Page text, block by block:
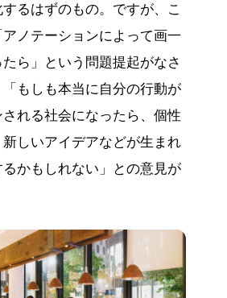
るはずのもの。ですが、こ
ノテーションによって画一
ら」という問題提起がなさ
もしも本当に自分の行動が
れる社会になったら、個性
しいアイデアなどが生まれ
かもしれない」との意見が